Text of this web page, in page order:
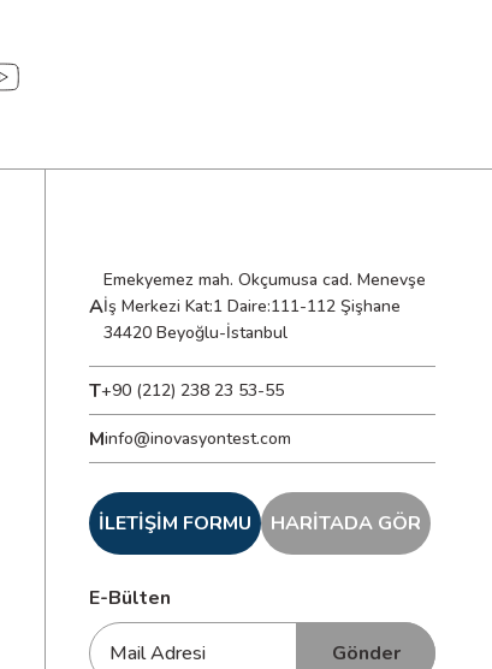
A
Emekyemez mah. Okçumusa cad. Menevşe
İş Merkezi Kat:1 Daire:111-112 Şişhane
34420 Beyoğlu-İstanbul
T+90 (212) 238 23 53-55
Minfo@inovasyontest.com
İLETİŞİM FORMU HARİTADA GÖR
E-Bülten
Gönder